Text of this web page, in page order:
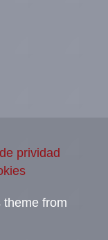
prividad
theme from